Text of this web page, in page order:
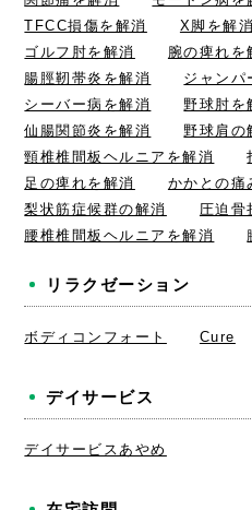
TFCC損傷を解消
X脚を解消
ゴルフ肘を解消
腕の痺れを
腸脛靭帯炎を解消
ジャンパ
シーバー病を解消
野球肘を
仙腸関節炎を解消
野球肩の
頸椎椎間板ヘルニアを解消
足の痺れを解消
かかとの痛
梨状筋症候群の解消
圧迫骨
腰椎椎間板ヘルニアを解消
リラクゼーション
ボディコンフォート Cure
デイサービス
デイサービスあやめ